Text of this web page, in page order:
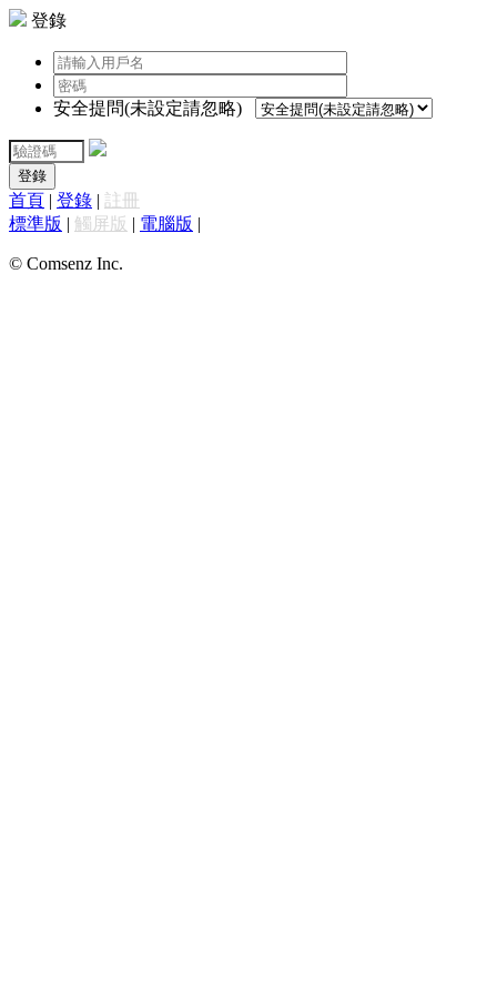
登錄
安全提問(未設定請忽略)
登錄
首頁 | 登錄 | 註冊
標準版 | 觸屏版 | 電腦版 |
© Comsenz Inc.